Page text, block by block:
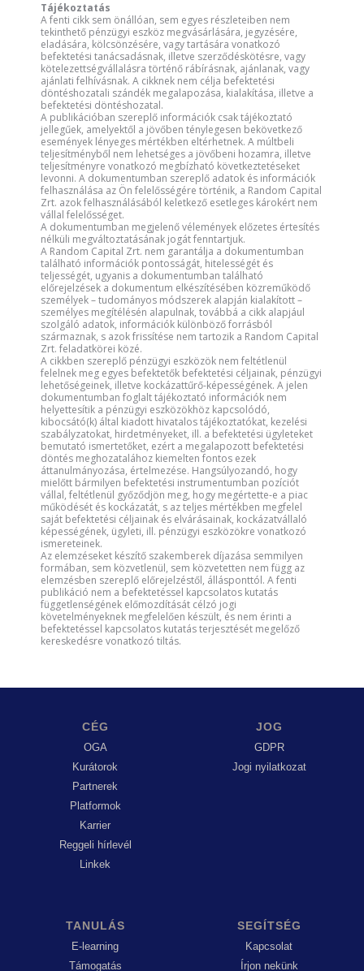
Tájékoztatás
A fenti cikk sem önállóan, sem egyes részleteiben nem
tekinthető pénzügyi eszköz megvásárlására, jegyzésére,
eladására, kölcsönzésére, vagy tartására vonatkozó
befektetési tanácsadásnak, illetve szerződéskötésre, vagy
kötelezettségvállalásra történő rábírásnak, ajánlanak, vagy
ajánlati felhívásnak. A cikknek nem célja befektetési
döntéshozatali szándék megalapozása, kialakítása, illetve a
befektetési döntéshozatal.
A publikációban szereplő információk csak tájékoztató
jellegűek, amelyektől a jövőben ténylegesen bekövetkező
események lényeges mértékben eltérhetnek. A múltbeli
teljesítményből nem lehetséges a jövőbeni hozamra, illetve
teljesítményre vonatkozó megbízható következtetéseket
levonni. A dokumentumban szereplő adatok és információk
felhasználása az Ön felelősségére történik, a Random Capital
Zrt. azok felhasználásából keletkező esetleges károkért nem
vállal felelősséget.
A dokumentumban megjelenő vélemények előzetes értesítés
nélküli megváltoztatásának jogát fenntartjuk.
A Random Capital Zrt. nem garantálja a dokumentumban
található információk pontosságát, hitelességét és
teljességét, ugyanis a dokumentumban található
előrejelzések a dokumentum elkészítésében közreműködő
személyek – tudományos módszerek alapján kialakított –
személyes megítélésén alapulnak, továbbá a cikk alapjául
szolgáló adatok, információk különböző forrásból
származnak, s azok frissítése nem tartozik a Random Capital
Zrt. feladatkörei közé.
A cikkben szereplő pénzügyi eszközök nem feltétlenül
felelnek meg egyes befektetők befektetési céljainak, pénzügyi
lehetőségeinek, illetve kockázattűrő-képességének. A jelen
dokumentumban foglalt tájékoztató információk nem
helyettesítik a pénzügyi eszközökhöz kapcsolódó,
kibocsátó(k) által kiadott hivatalos tájékoztatókat, kezelési
szabályzatokat, hirdetményeket, ill. a befektetési ügyleteket
bemutató ismertetőket, ezért a megalapozott befektetési
döntés meghozatalához kiemelten fontos ezek
áttanulmányozása, értelmezése. Hangsúlyozandó, hogy
mielőtt bármilyen befektetési instrumentumban pozíciót
vállal, feltétlenül győződjön meg, hogy megértette-e a piac
működését és kockázatát, s az teljes mértékben megfelel
saját befektetési céljainak és elvárásainak, kockázatvállaló
képességének, ügyleti, ill. pénzügyi eszközökre vonatkozó
ismereteinek.
Az elemzéseket készítő szakemberek díjazása semmilyen
formában, sem közvetlenül, sem közvetetten nem függ az
elemzésben szereplő előrejelzéstől, állásponttól. A fenti
publikáció nem a befektetéssel kapcsolatos kutatás
függetlenségének előmozdítását célzó jogi
követelményeknek megfelelően készült, és nem érinti a
befektetéssel kapcsolatos kutatás terjesztését megelőző
kereskedésre vonatkozó tiltás.
CÉG
OGA
Kurátorok
Partnerek
Platformok
Karrier
Reggeli hírlevél
Linkek
JOG
GDPR
Jogi nyilatkozat
TANULÁS
E-learning
Támogatás
SEGÍTSÉG
Kapcsolat
Írjon nekünk